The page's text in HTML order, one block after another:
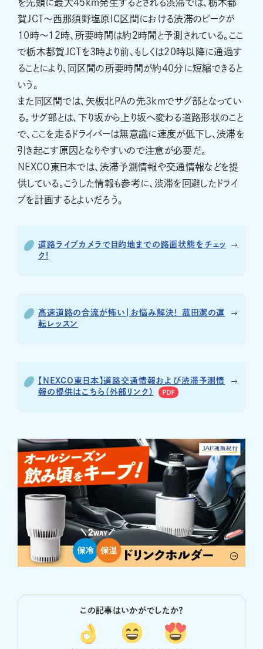
を先頭に最大45km発生するとされる渋滞では、栃木都
賀JCT～西那須野塩原IC区間における渋滞のピークが
10時～12時、所要時間は約2時間と予測されている。ここ
で栃木都賀JCTを3時より前、もしくは20時以降に通過す
ることにより、同区間の所要時間が約40分に短縮できると
いう。
また同区間では、矢板北PAの先3kmでサグ部となってい
る。サグ部とは、下り坂から上り坂へ変わる道路形状のこと
で、ここを走るドライバーは無意識に速度が低下し、渋滞を
引き起こす原因となりやすいので注意が必要だ。
NEXCO東日本では、渋滞予測情報や交通情報などを提
供している。こうした情報も参考に、渋滞を回避したドライ
ブを計画するとよいだろう。
道路ライブカメラで目的地までの路面状態をチェッ
ク!
高速道路の合流が怖い|お悩み解決！ 菰田潔の運
転レッスン
【NEXCO東日本】道路交通情報および渋滞予測情
報の提供はこちら（外部リンク）
この記事はいかがでしたか？